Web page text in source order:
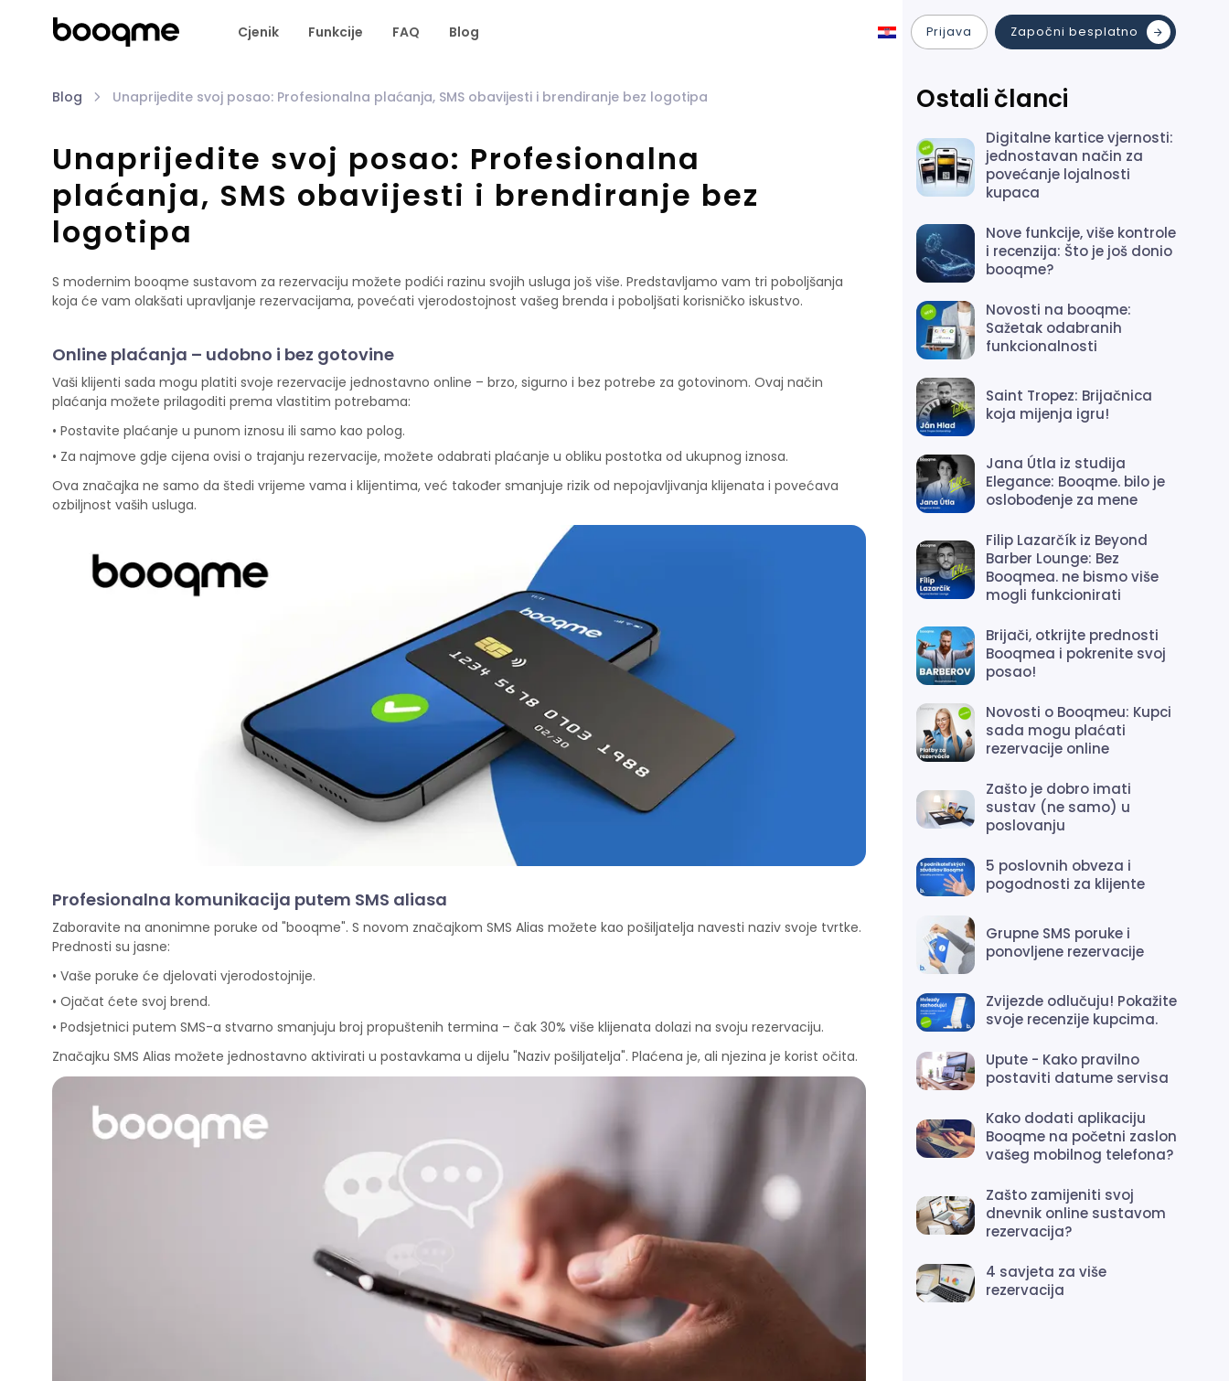
Prijava Započni besplatno
Cjenik Funkcije FAQ Blog
Blog Unaprijedite svoj posao: Profesionalna plaćanja, SMS obavijesti i brendiranje bez logotipa
Unaprijedite svoj posao: Profesionalna
plaćanja, SMS obavijesti i brendiranje bez
logotipa
S modernim booqme sustavom za rezervaciju možete podići razinu svojih usluga još više. Predstavljamo vam tri poboljšanja
koja će vam olakšati upravljanje rezervacijama, povećati vjerodostojnost vašeg brenda i poboljšati korisničko iskustvo.
Online plaćanja – udobno i bez gotovine
Vaši klijenti sada mogu platiti svoje rezervacije jednostavno online – brzo, sigurno i bez potrebe za gotovinom. Ovaj način
plaćanja možete prilagoditi prema vlastitim potrebama:
• Postavite plaćanje u punom iznosu ili samo kao polog.
• Za najmove gdje cijena ovisi o trajanju rezervacije, možete odabrati plaćanje u obliku postotka od ukupnog iznosa.
Ova značajka ne samo da štedi vrijeme vama i klijentima, već također smanjuje rizik od nepojavljivanja klijenata i povećava
ozbiljnost vaših usluga.
Profesionalna komunikacija putem SMS aliasa
Zaboravite na anonimne poruke od "booqme". S novom značajkom SMS Alias možete kao pošiljatelja navesti naziv svoje tvrtke.
Prednosti su jasne:
• Vaše poruke će djelovati vjerodostojnije.
• Ojačat ćete svoj brend.
• Podsjetnici putem SMS-a stvarno smanjuju broj propuštenih termina – čak 30% više klijenata dolazi na svoju rezervaciju.
Značajku SMS Alias možete jednostavno aktivirati u postavkama u dijelu "Naziv pošiljatelja". Plaćena je, ali njezina je korist očita.
Ostali članci
Digitalne kartice vjernosti:
jednostavan način za
povećanje lojalnosti
kupaca
Nove funkcije, više kontrole
i recenzija: Što je još donio
booqme?
Novosti na booqme:
Sažetak odabranih
funkcionalnosti
Saint Tropez: Brijačnica
koja mijenja igru!
Jana Útla iz studija
Elegance: Booqme. bilo je
oslobođenje za mene
Filip Lazarčík iz Beyond
Barber Lounge: Bez
Booqmea. ne bismo više
mogli funkcionirati
Brijači, otkrijte prednosti
Booqmea i pokrenite svoj
posao!
Novosti o Booqmeu: Kupci
sada mogu plaćati
rezervacije online
Zašto je dobro imati
sustav (ne samo) u
poslovanju
5 poslovnih obveza i
pogodnosti za klijente
Grupne SMS poruke i
ponovljene rezervacije
Zvijezde odlučuju! Pokažite
svoje recenzije kupcima.
Upute - Kako pravilno
postaviti datume servisa
Kako dodati aplikaciju
Booqme na početni zaslon
vašeg mobilnog telefona?
Zašto zamijeniti svoj
dnevnik online sustavom
rezervacija?
4 savjeta za više
rezervacija